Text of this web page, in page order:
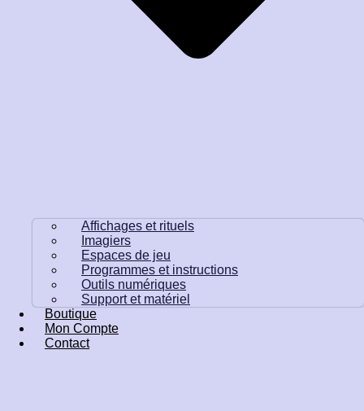
Affichages et rituels
Imagiers
Espaces de jeu
Programmes et instructions
Outils numériques
Support et matériel
Boutique
Mon Compte
Contact